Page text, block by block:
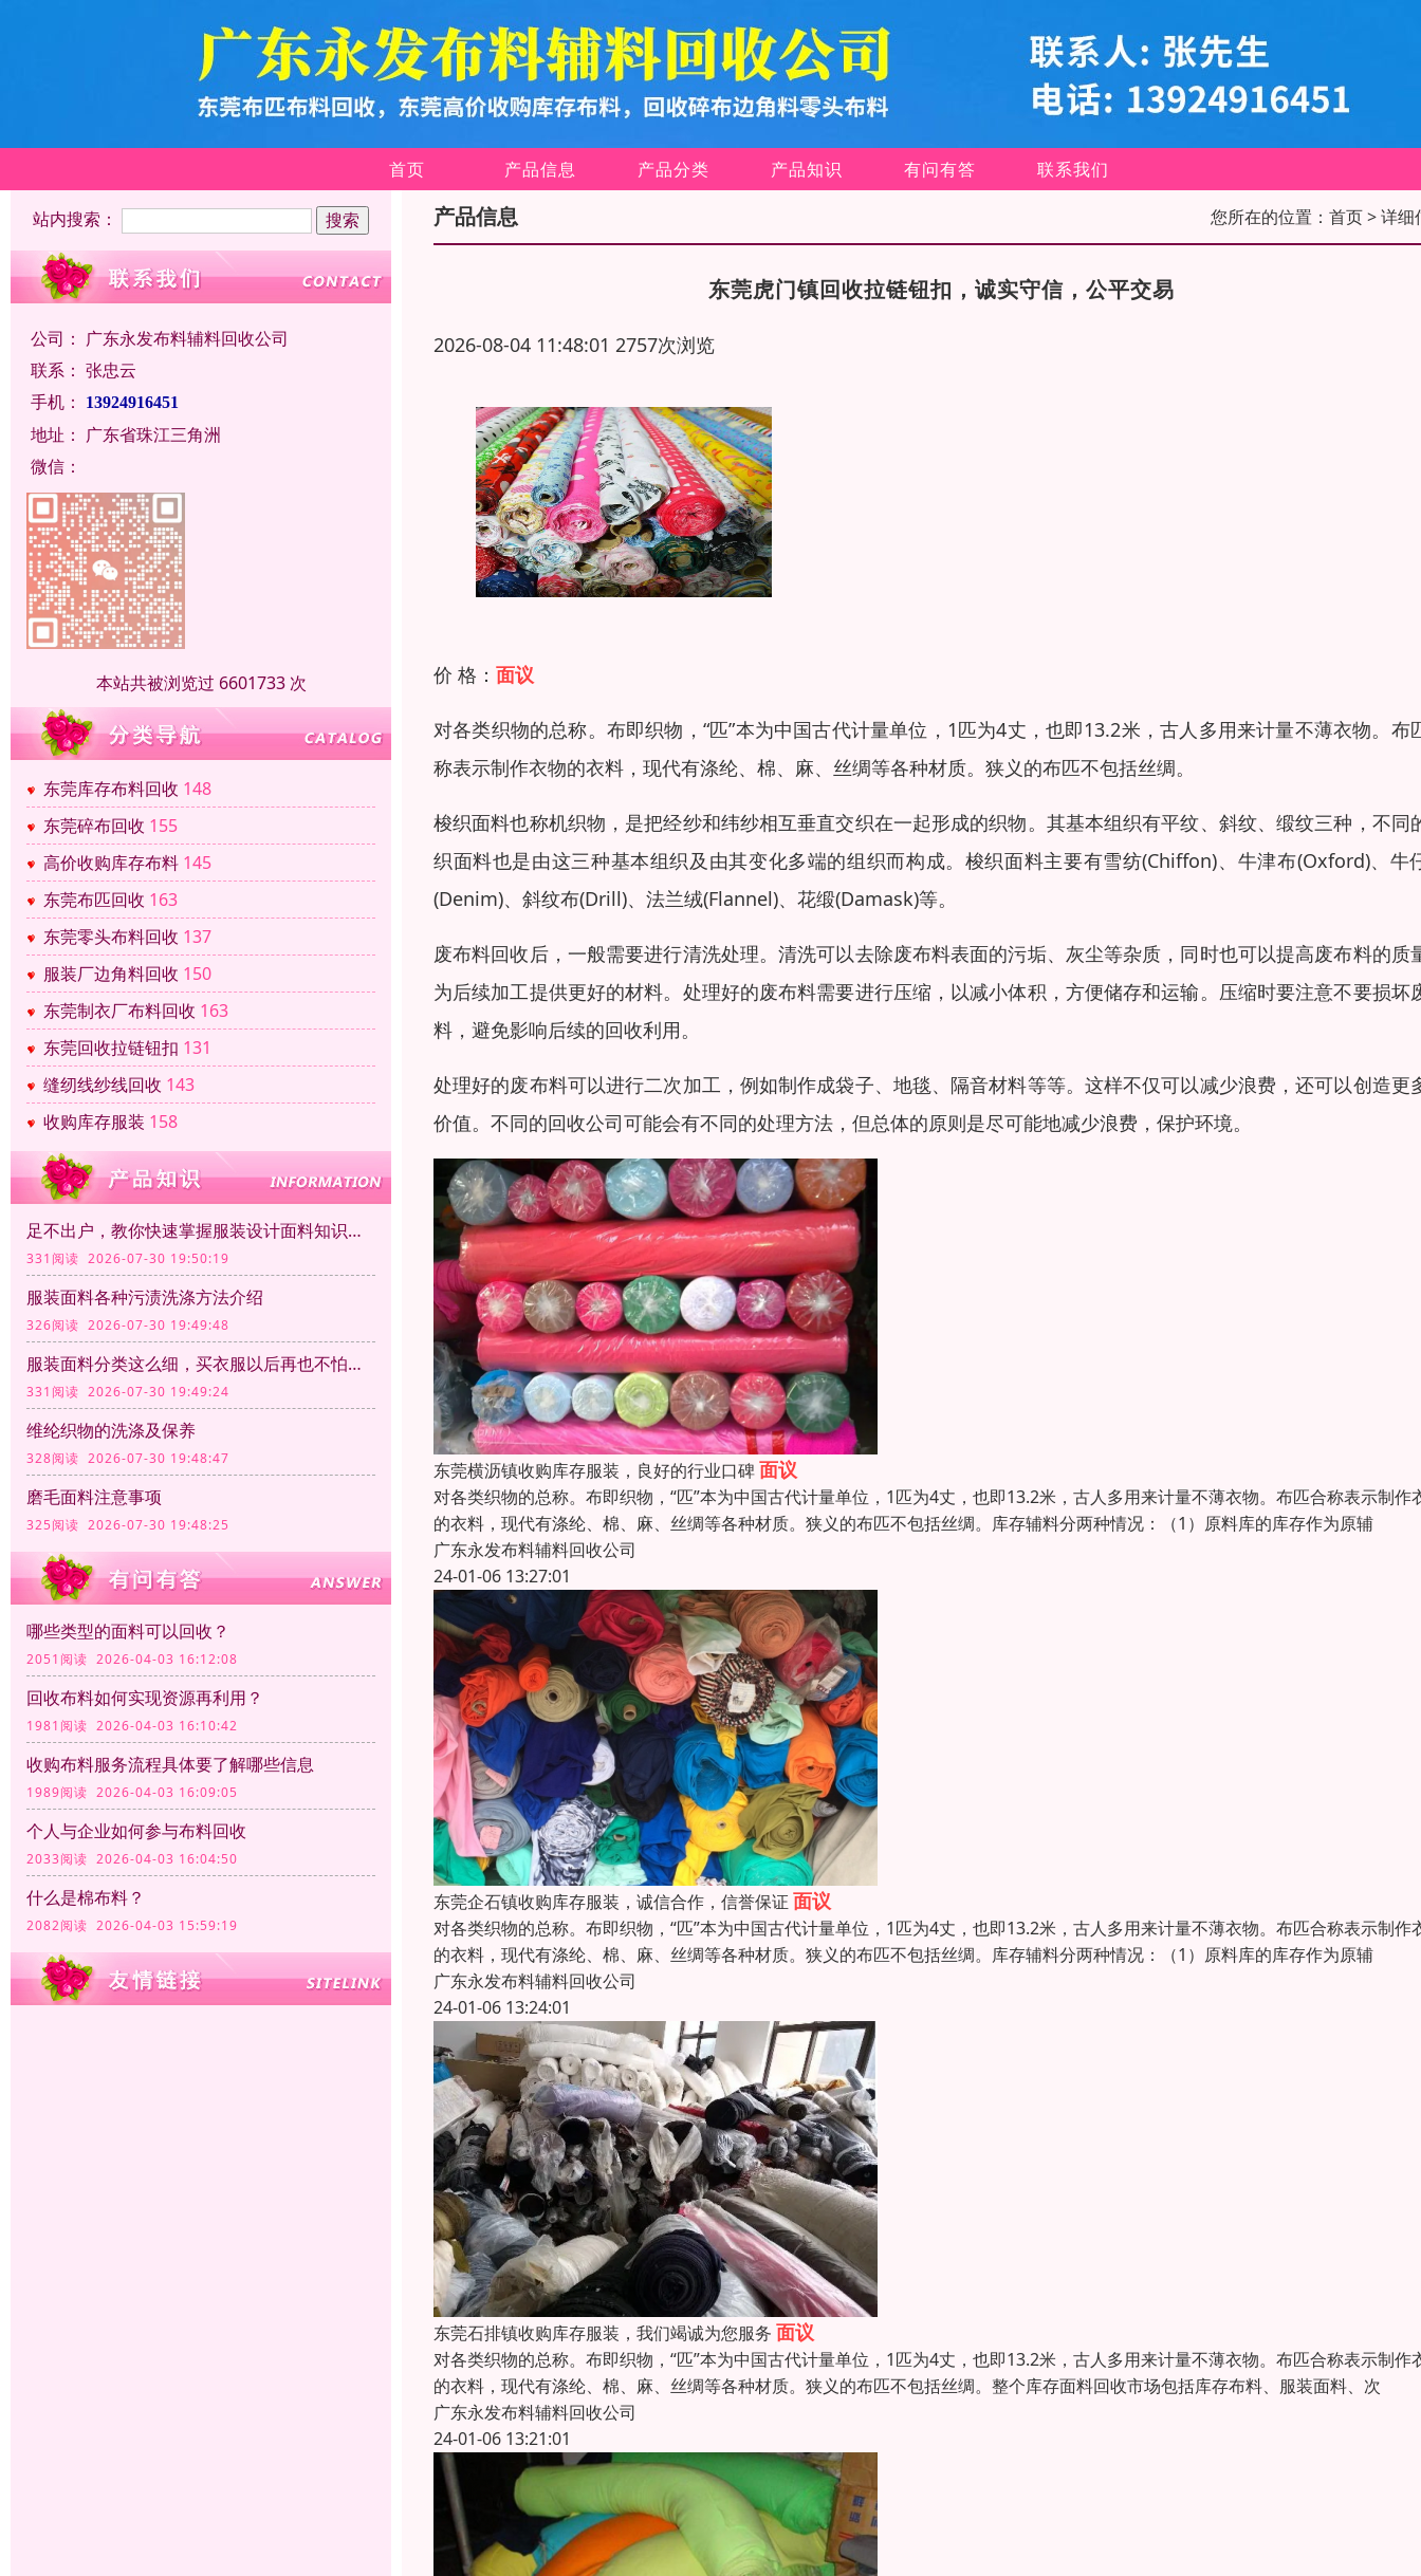
首页 产品信息 产品分类 产品知识 有问有答 联系我们
站内搜索：
公司： 广东永发布料辅料回收公司
联系： 张忠云
手机：
13924916451
地址： 广东省珠江三角洲
微信：
本站共被浏览过 6601733 次
东莞库存布料回收 148
东莞碎布回收 155
高价收购库存布料 145
东莞布匹回收 163
东莞零头布料回收 137
服装厂边角料回收 150
东莞制衣厂布料回收 163
东莞回收拉链钮扣 131
缝纫线纱线回收 143
收购库存服装 158
足不出户，教你快速掌握服装设计面料知识大全
331阅读 2026-07-30 19:50:19
服装面料各种污渍洗涤方法介绍
326阅读 2026-07-30 19:49:48
服装面料分类这么细，买衣服以后再也不怕被坑了
331阅读 2026-07-30 19:49:24
维纶织物的洗涤及保养
328阅读 2026-07-30 19:48:47
磨毛面料注意事项
325阅读 2026-07-30 19:48:25
哪些类型的面料可以回收？
2051阅读 2026-04-03 16:12:08
回收布料如何实现资源再利用？
1981阅读 2026-04-03 16:10:42
收购布料服务流程具体要了解哪些信息
1989阅读 2026-04-03 16:09:05
个人与企业如何参与布料回收
2033阅读 2026-04-03 16:04:50
什么是棉布料？
2082阅读 2026-04-03 15:59:19
产品信息 您所在的位置： 首页> 详细
东莞虎门镇回收拉链钮扣，诚实守信，公平交易
2026-08-04 11:48:01 2757次浏览
价 格： 面议
对各类织物的总称。布即织物，“匹”本为中国古代计量单位，1匹为4丈，也即13.2米，古人多用来计量不薄衣物。布
称表示制作衣物的衣料，现代有涤纶、棉、麻、丝绸等各种材质。狭义的布匹不包括丝绸。
梭织面料也称机织物，是把经纱和纬纱相互垂直交织在一起形成的织物。其基本组织有平纹、斜纹、缎纹三种，不同
织面料也是由这三种基本组织及由其变化多端的组织而构成。梭织面料主要有雪纺(Chiffon)、牛津布(Oxford)、牛
(Denim)、斜纹布(Drill)、法兰绒(Flannel)、花缎(Damask)等。
废布料回收后，一般需要进行清洗处理。清洗可以去除废布料表面的污垢、灰尘等杂质，同时也可以提高废布料的质
为后续加工提供更好的材料。处理好的废布料需要进行压缩，以减小体积，方便储存和运输。压缩时要注意不要损坏
料，避免影响后续的回收利用。
处理好的废布料可以进行二次加工，例如制作成袋子、地毯、隔音材料等等。这样不仅可以减少浪费，还可以创造更
价值。不同的回收公司可能会有不同的处理方法，但总体的原则是尽可能地减少浪费，保护环境。
东莞横沥镇收购库存服装，良好的行业口碑面议
对各类织物的总称。布即织物，“匹”本为中国古代计量单位，1匹为4丈，也即13.2米，古人多用来计量不薄衣物。布匹合称表示制作
的衣料，现代有涤纶、棉、麻、丝绸等各种材质。狭义的布匹不包括丝绸。库存辅料分两种情况：（1）原料库的库存作为原辅
广东永发布料辅料回收公司
24-01-06 13:27:01
东莞企石镇收购库存服装，诚信合作，信誉保证 面议
对各类织物的总称。布即织物，“匹”本为中国古代计量单位，1匹为4丈，也即13.2米，古人多用来计量不薄衣物。布匹合称表示制作
的衣料，现代有涤纶、棉、麻、丝绸等各种材质。狭义的布匹不包括丝绸。库存辅料分两种情况：（1）原料库的库存作为原辅
广东永发布料辅料回收公司
24-01-06 13:24:01
东莞石排镇收购库存服装，我们竭诚为您服务 面议
对各类织物的总称。布即织物，“匹”本为中国古代计量单位，1匹为4丈，也即13.2米，古人多用来计量不薄衣物。布匹合称表示制作
的衣料，现代有涤纶、棉、麻、丝绸等各种材质。狭义的布匹不包括丝绸。整个库存面料回收市场包括库存布料、服装面料、次
广东永发布料辅料回收公司
24-01-06 13:21:01